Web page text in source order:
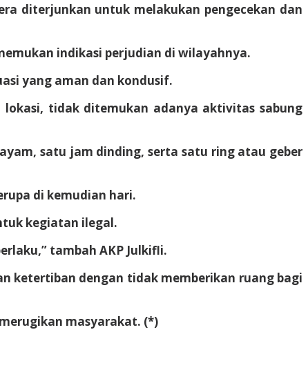
diterjunkan untuk melakukan pengecekan dan
indikasi perjudian di wilayahnya.
yang aman dan kondusif.
tidak ditemukan adanya aktivitas sabung
satu jam dinding, serta satu ring atau geber
di kemudian hari.
kegiatan ilegal.
tambah AKP Julkifli.
ketertiban dengan tidak memberikan ruang bagi
masyarakat. (*)